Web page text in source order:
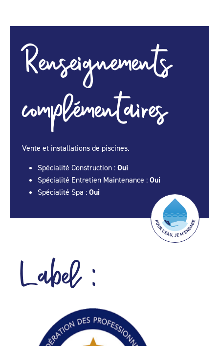
Renseignements
complémentaires
Vente et installations de piscines.
Spécialité Construction : Oui
Spécialité Entretien Maintenance : Oui
Spécialité Spa : Oui
Label :